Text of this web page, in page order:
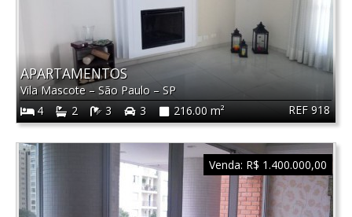
REF 918
APARTAMENTOS
Vila Mascote – São Paulo – SP
4
2 3 3 216.00 m²
Venda: R$ 1.400.000,00